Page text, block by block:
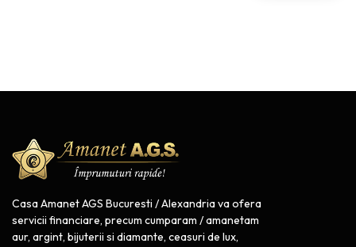
Casa Amanet AGS Bucuresti / Alexandria va ofera
servicii financiare, precum cumparam / amanetam
aur, argint, bijuterii si diamante, ceasuri de lux,